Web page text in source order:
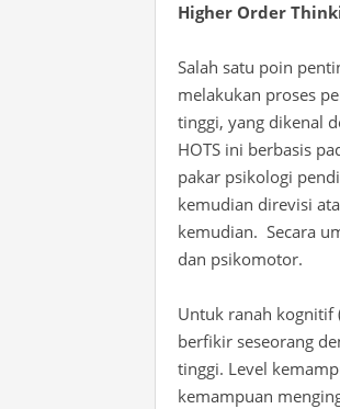
Higher Order
Salah satu poin
melakukan proses
tinggi, yang dikenal
HOTS ini berbasis
pakar psikologi
kemudian direvisi
kemudian. Secara
dan psikomotor.
Untuk ranah kognitif
berfikir seseorang
tinggi. Level
kemampuan